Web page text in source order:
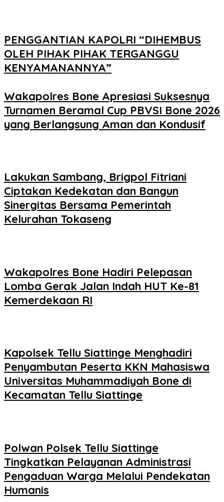
PENGGANTIAN KAPOLRI “DIHEMBUS
OLEH PIHAK PIHAK TERGANGGU
KENYAMANANNYA”
Wakapolres Bone Apresiasi Suksesnya
Turnamen Beramal Cup PBVSI Bone 2026
yang Berlangsung Aman dan Kondusif
Lakukan Sambang, Brigpol Fitriani
Ciptakan Kedekatan dan Bangun
Sinergitas Bersama Pemerintah
Kelurahan Tokaseng
Wakapolres Bone Hadiri Pelepasan
Lomba Gerak Jalan Indah HUT Ke-81
Kemerdekaan RI
Kapolsek Tellu Siattinge Menghadiri
Penyambutan Peserta KKN Mahasiswa
Universitas Muhammadiyah Bone di
Kecamatan Tellu Siattinge
Polwan Polsek Tellu Siattinge
Tingkatkan Pelayanan Administrasi
Pengaduan Warga Melalui Pendekatan
Humanis